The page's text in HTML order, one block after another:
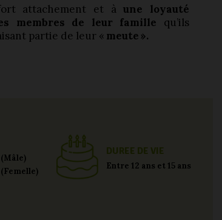
attachement et àune loyauté
membres de leur famille qu’ils
partie de leur « meute ».
(Mâle)
(Femelle)
DUREE DE VIE
Entre 12 ans et 15 ans